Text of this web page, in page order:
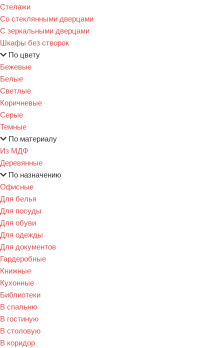
Стелажи
Со стеклянными дверцами
С зеркальными дверцами
Шкафы без створок
По цвету
Бежевые
Белые
Светлые
Коричневые
Серые
Темные
По материалу
Из МДФ
Деревянные
По назначению
Офисные
Для белья
Для посуды
Для обуви
Для одежды
Для документов
Гардеробные
Книжные
Кухонные
Библиотеки
В спальню
В гостиную
В столовую
В коридор